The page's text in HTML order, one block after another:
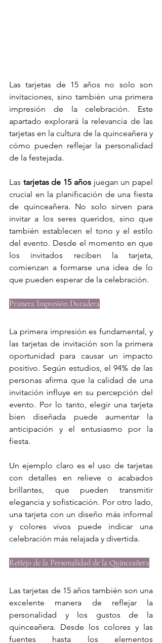
Las tarjetas de 15 años no solo son
invitaciones, sino también una primera
impresión de la celebración. Este
apartado explorará la relevancia de las
tarjetas en la cultura de la quinceañera y
cómo pueden reflejar la personalidad
de la festejada.
Las tarjetas de 15 años juegan un papel
crucial en la planificación de una fiesta
de quinceañera. No solo sirven para
invitar a los seres queridos, sino que
también establecen el tono y el estilo
del evento. Desde el momento en que
los invitados reciben la tarjeta,
comienzan a formarse una idea de lo
que pueden esperar de la celebración.
Primera Impresión Duradera
La primera impresión es fundamental, y
las tarjetas de invitación son la primera
oportunidad para causar un impacto
positivo. Según estudios, el 94% de las
personas afirma que la calidad de una
invitación influye en su percepción del
evento. Por lo tanto, elegir una tarjeta
bien diseñada puede aumentar la
anticipación y el entusiasmo por la
fiesta.
Un ejemplo claro es el uso de tarjetas
con detalles en relieve o acabados
brillantes, que pueden transmitir
elegancia y sofisticación. Por otro lado,
una tarjeta con un diseño más informal
y colores vivos puede indicar una
celebración más relajada y divertida.
Reflejo de la Personalidad de la Quinceañera
Las tarjetas de 15 años también son una
excelente manera de reflejar la
personalidad y los gustos de la
quinceañera. Desde los colores y las
fuentes hasta los elementos